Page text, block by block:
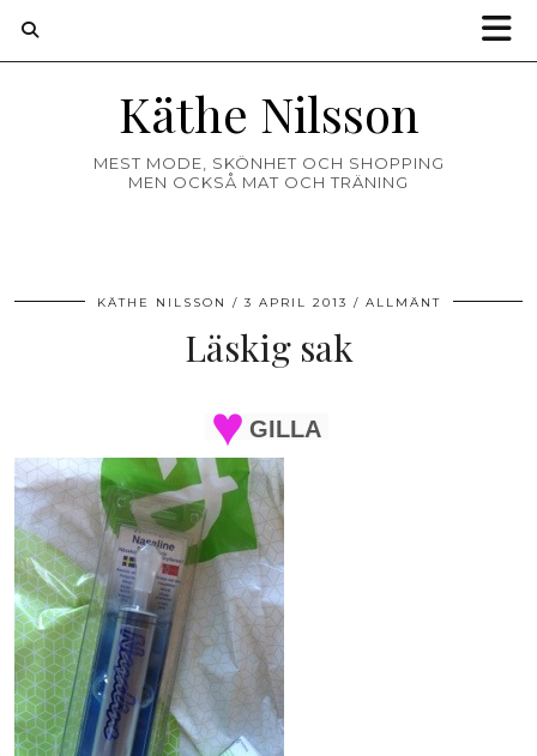
Käthe Nilsson
MEST MODE, SKÖNHET OCH SHOPPING
MEN OCKSÅ MAT OCH TRÄNING
KÄTHE NILSSON 3 APRIL 2013 ALLMÄNT
Läskig sak
GILLA